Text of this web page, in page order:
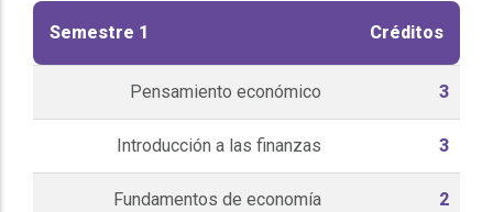
Semestre 1 Créditos
Pensamiento económico 3
Introducción a las finanzas 3
Fundamentos de economía 2